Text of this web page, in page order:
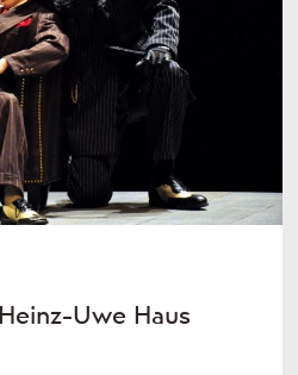
Uwe Haus